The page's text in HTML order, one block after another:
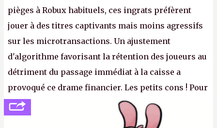
pièges à Robux habituels, ces ingrats préfèrent
jouer à des titres captivants mais moins agressifs
sur les microtransactions. Un ajustement
d'algorithme favorisant la rétention des joueurs au
détriment du passage immédiat à la caisse a
provoqué ce drame financier. Les petits cons ! Pour
se consoler, le PDG David Baszucki peut compter
sur le déblocage du jeu en Russie et l'explosion des